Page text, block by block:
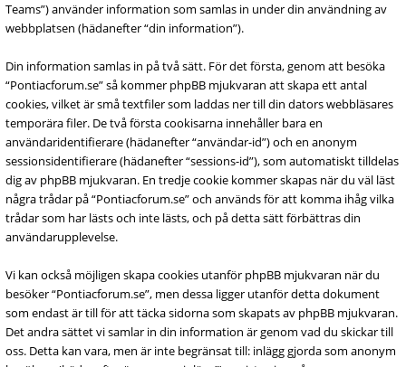
Teams”) använder information som samlas in under din användning av
webbplatsen (hädanefter “din information”).
Din information samlas in på två sätt. För det första, genom att besöka
“Pontiacforum.se” så kommer phpBB mjukvaran att skapa ett antal
cookies, vilket är små textfiler som laddas ner till din dators webbläsares
temporära filer. De två första cookisarna innehåller bara en
användaridentifierare (hädanefter “användar-id”) och en anonym
sessionsidentifierare (hädanefter “sessions-id”), som automatiskt tilldelas
dig av phpBB mjukvaran. En tredje cookie kommer skapas när du väl läst
några trådar på “Pontiacforum.se” och används för att komma ihåg vilka
trådar som har lästs och inte lästs, och på detta sätt förbättras din
användarupplevelse.
Vi kan också möjligen skapa cookies utanför phpBB mjukvaran när du
besöker “Pontiacforum.se”, men dessa ligger utanför detta dokument
som endast är till för att täcka sidorna som skapats av phpBB mjukvaran.
Det andra sättet vi samlar in din information är genom vad du skickar till
oss. Detta kan vara, men är inte begränsat till: inlägg gjorda som anonym